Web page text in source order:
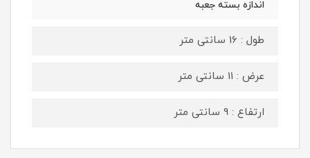
اندازه بسته جعبه
طول : 16 سانتی متر
عرض : 11 سانتی متر
ارتفاع : 9 سانتی متر